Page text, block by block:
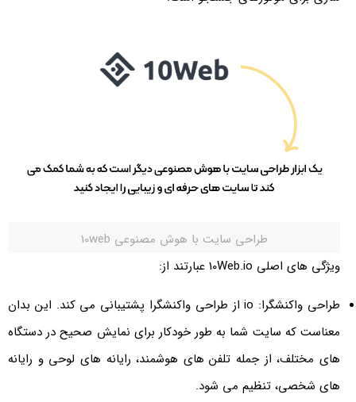
طراحی سایت با هوش مصنوعی 10web
ویژگی های اصلی 10Web.io عبارتند از:
طراحی واکنشگرا: io از طراحی واکنشگرا پشتیبانی می کند. این بدان
معناست که سایت شما به طور خودکار برای نمایش صحیح در دستگاه
های مختلف، از جمله تلفن های هوشمند، رایانه های لوحی و رایانه
های شخصی، تنظیم می شود.